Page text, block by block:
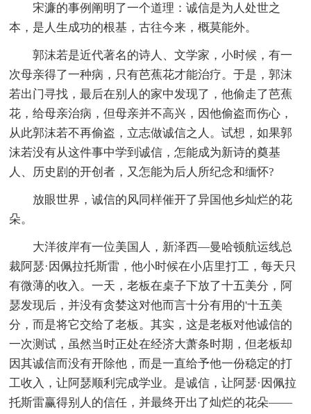
宋濂的事例阐明了一个道理：诚信是为人处世之
本，是人生成功的根基，古往今来，概莫能外。
郭沫若是近代著名的诗人、文学家，小时候，有一
次母亲得了一种病，只有芭蕉花才能治疗。于是，郭沫
若出门寻找，最后在别人的家中发现了，他偷走了芭蕉
花，给母亲治病，但母亲并不高兴，因他偷盗而伤心，
从此郭沫若不再偷盗，立志做诚信之人。试想，如果郭
沫若没有从这件事中学到诚信，怎能成为新诗的奠基
人、历史剧的开创者，又怎能为后人所纪念和缅怀?
放眼世界，诚信的风同样催开了异国他乡灿烂的花
朵。
大洋彼岸有一位美国人，新泽西—曼哈顿航运线总
裁阿瑟·因佩拉托斯雷，他小时候在小店里打工，每天只
有微薄的收入。一天，老板在桌子下放了十五美分，阿
瑟发现后，并没有贪婪这对他而言十分有用的'十五美
分，而是将它交给了老板。其实，这是老板对他诚信的
一次测试，虽然当时正处在经济大萧条时期，但老板却
因其诚信而没有开除他，而是一直给予他一份稳定的打
工收入，让阿瑟顺利完成学业。是诚信，让阿瑟·因佩拉
托斯雷赢得别人的信任，并最终开出了灿烂的花朵——